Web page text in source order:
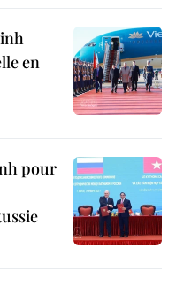
en
pour